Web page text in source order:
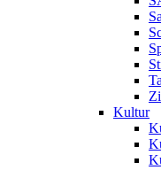
Kultur